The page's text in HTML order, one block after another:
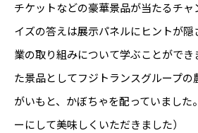
チケットなどの豪華景品が当たるチャ
イズの答えは展示パネルにヒントが
業の取り組みについて学ぶことがで
た景品としてフジトランスグループの
がいもと、かぼちゃを配っていました
ーにして美味しくいただきました）